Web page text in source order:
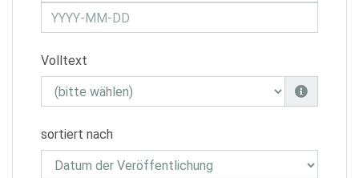
Volltext
sortiert nach